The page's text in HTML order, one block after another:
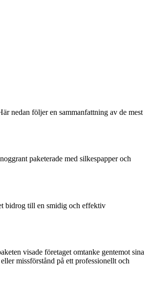
nedan följer en sammanfattning av de mest
paketerade med silkespapper och
bidrog till en smidig och effektiv
visade företaget omtanke gentemot sina
missförstånd på ett professionellt och